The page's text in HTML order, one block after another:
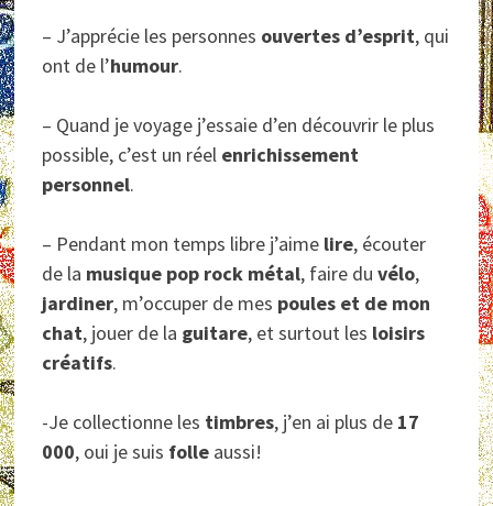
– J’apprécie les personnes ouvertes d’esprit, qui
ont de l’humour.
– Quand je voyage j’essaie d’en découvrir le plus
possible, c’est un réel enrichissement
personnel.
– Pendant mon temps libre j’aime lire, écouter
de la musique pop rock métal, faire duvélo,
jardiner, m’occuper de mes poules et de mon
chat, jouer de la guitare, et surtout les loisirs
créatifs.
-Je collectionne les timbres, j’en ai plus de 17
000, oui je suis folle aussi!